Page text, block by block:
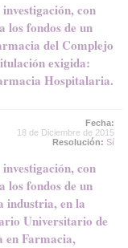
con
los fondos de un
del Complejo
exigida:
Hospitalaria.
Fecha:
18 de Diciembre de 2015
Resolución: Sí
con
los fondos de un
industria, en la
Universitario de
en Farmacia,